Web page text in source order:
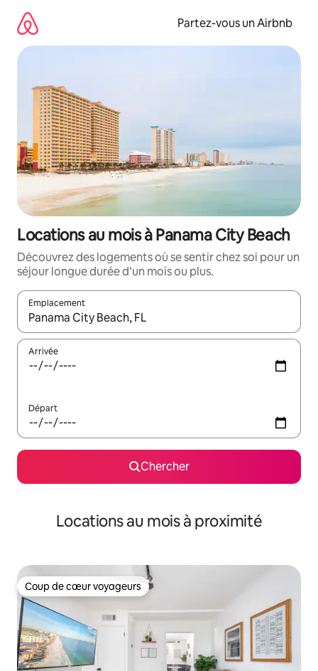
directement
contenu
Partez-vous un Airbnb
Locations au mois à Panama City Beach
Découvrez des logements où se sentir chez soi pour un
séjour longue durée d’un mois ou plus.
Emplacement
Quand les résultats sont affichés, parcourez-les en utilisant
Arrivée
Départ
Chercher
Locations au mois à proximité
Coup de cœur voyageurs
Coup de cœur voyageurs